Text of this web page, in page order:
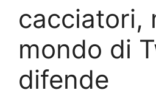
cacciatori,
mondo di
difende